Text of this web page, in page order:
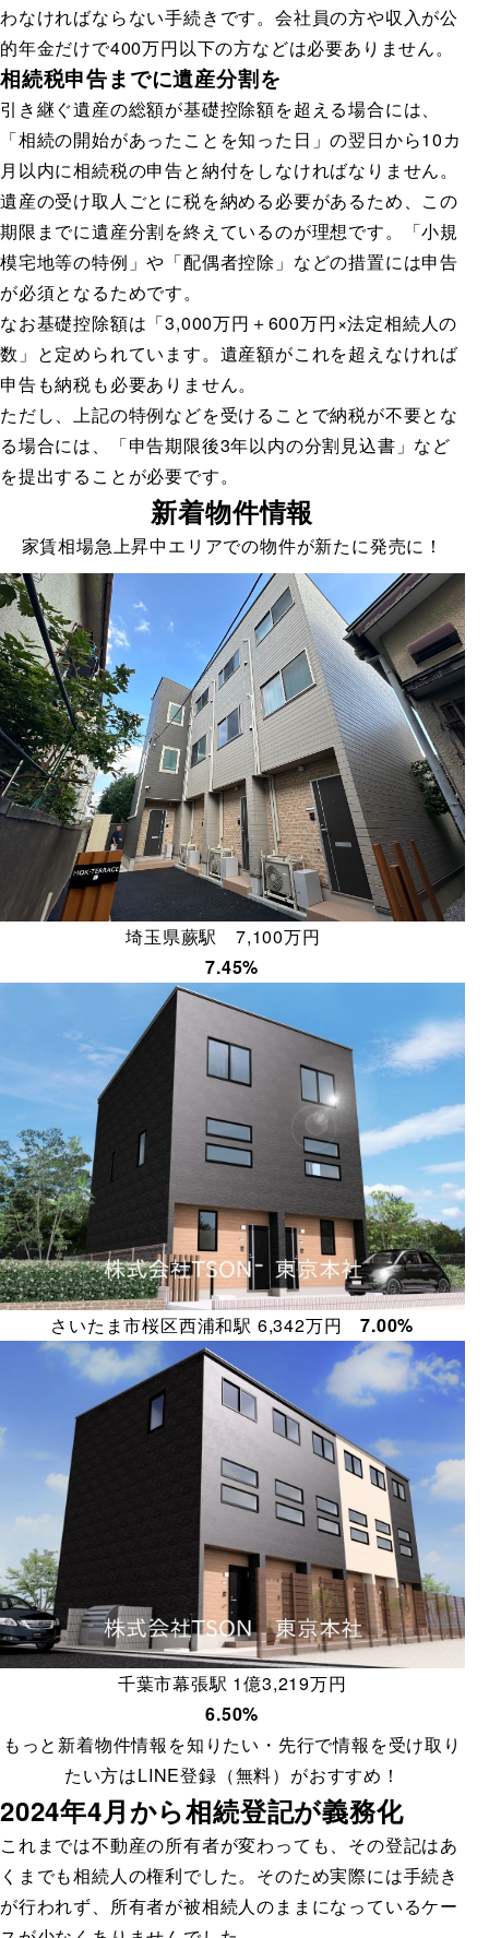
わなければならない手続きです。会社員の方や収入が公
的年金だけで400万円以下の方などは必要ありません。
相続税申告までに遺産分割を
引き継ぐ遺産の総額が基礎控除額を超える場合には、
「相続の開始があったことを知った日」の翌日から10カ
月以内に相続税の申告と納付をしなければなりません。
遺産の受け取人ごとに税を納める必要があるため、この
期限までに遺産分割を終えているのが理想です。「小規
模宅地等の特例」や「配偶者控除」などの措置には申告
が必須となるためです。
なお基礎控除額は「3,000万円＋600万円×法定相続人の
数」と定められています。遺産額がこれを超えなければ
申告も納税も必要ありません。
ただし、上記の特例などを受けることで納税が不要とな
る場合には、「申告期限後3年以内の分割見込書」など
を提出することが必要です。
新着物件情報
家賃相場急上昇中エリアでの物件が新たに発売に！
埼玉県蕨駅 7,100万円
7.45%
さいたま市桜区西浦和駅 6,342万円7.00%
千葉市幕張駅 1億3,219万円
6.50%
もっと新着物件情報を知りたい・先行で情報を受け取り
たい方はLINE登録（無料） がおすすめ！
2024年4月から相続登記が義務化
これまでは不動産の所有者が変わっても、その登記はあ
くまでも相続人の権利でした。そのため実際には手続き
が行われず、所有者が被相続人のままになっているケー